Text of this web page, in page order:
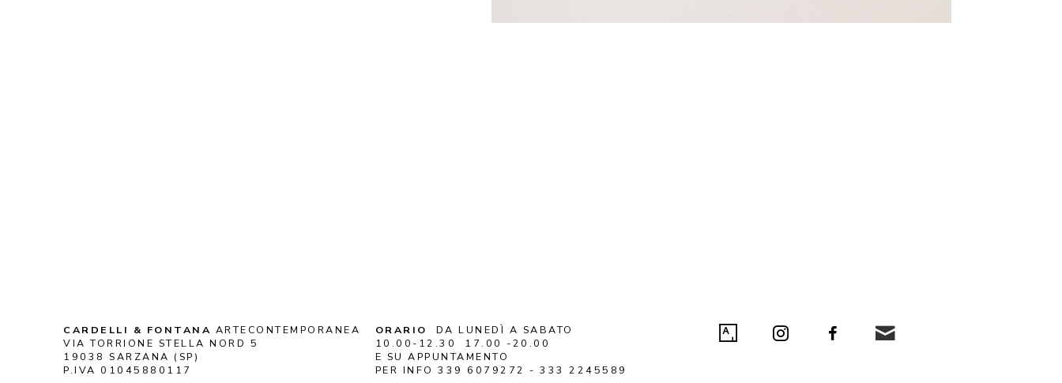
CARDELLI & FONTANA ARTECONTEMPORANEA
VIA TORRIONE STELLA NORD 5
19038 SARZANA (SP)
P.IVA 01045880117
ORARIO
DA LUNEDÌ A SABATO
10.00-12.30 17.00 -20.00
E SU APPUNTAMENTO
PER INFO 339 6079272 - 333 2245589